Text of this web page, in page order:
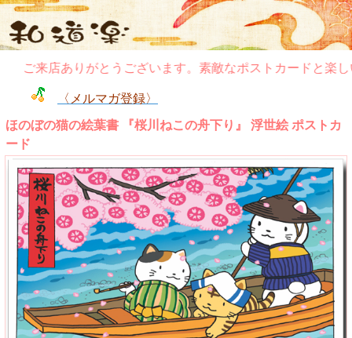
ご来店ありがとうございます。素敵なポストカードと楽し
〈メルマガ登録〉
ほのぼの猫の絵葉書 『桜川ねこの舟下り』 浮世絵 ポストカ
ード